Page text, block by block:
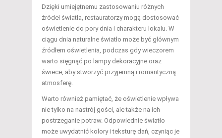
Dzięki umiejętnemu zastosowaniu różnych
źródeł światła, restauratorzy mogą dostosować
oświetlenie do pory dnia i charakteru lokalu. W
ciągu dnia naturalne światło może być głównym
źródłem oświetlenia, podczas gdy wieczorem
warto sięgnąć po lampy dekoracyjne oraz
świece, aby stworzyć przyjemną i romantyczną
atmosferę.
Warto również pamiętać, że oświetlenie wpływa
nie tylko na nastrój gości, ale także na ich
postrzeganie potraw. Odpowiednie światło
może uwydatnić kolory i teksturę dań, czyniąc je